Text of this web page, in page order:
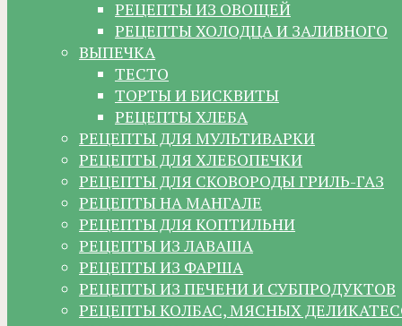
РЕЦЕПТЫ ИЗ ОВОЩЕЙ
РЕЦЕПТЫ ХОЛОДЦА И ЗАЛИВНОГО
ВЫПЕЧКА
ТЕСТО
ТОРТЫ И БИСКВИТЫ
РЕЦЕПТЫ ХЛЕБА
РЕЦЕПТЫ ДЛЯ МУЛЬТИВАРКИ
РЕЦЕПТЫ ДЛЯ ХЛЕБОПЕЧКИ
РЕЦЕПТЫ ДЛЯ СКОВОРОДЫ ГРИЛЬ-ГАЗ
РЕЦЕПТЫ НА МАНГАЛЕ
РЕЦЕПТЫ ДЛЯ КОПТИЛЬНИ
РЕЦЕПТЫ ИЗ ЛАВАША
РЕЦЕПТЫ ИЗ ФАРША
РЕЦЕПТЫ ИЗ ПЕЧЕНИ И СУБПРОДУКТОВ
РЕЦЕПТЫ КОЛБАС, МЯСНЫХ